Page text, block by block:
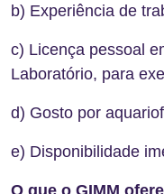
b) Experiência de
c) Licença pessoal
Laboratório, para
d) Gosto por
e) Disponibilidade